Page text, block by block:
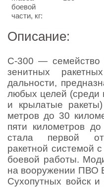
боевой
части, кг:
Описание:
С-300 — семейство
зенитных
дальности,
любых целей (среди
и крылатые
метров до 30
пяти километров
стала первой
ракетной системой
боевой работы.
на вооружении ПВО
Сухопутных войск